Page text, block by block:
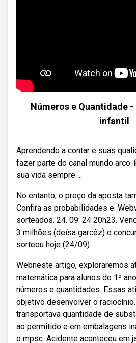
Números e Quantidade
infantil
Aprendendo a contar e suas
fazer parte do canal mundo
sua vida sempre ...
No entanto, o preço da aposta
Confira as probabilidades e.
sorteados. 24. 09. 24 20h23.
3 milhões (deísa garcêz) o
sorteou hoje (24/09).
Webneste artigo, exploraremos
matemática para alunos do 1º
números e quantidades. Essas
objetivo desenvolver o
transportava quantidade de
ao permitido e em embalagens
o mpsc. Acidente aconteceu em